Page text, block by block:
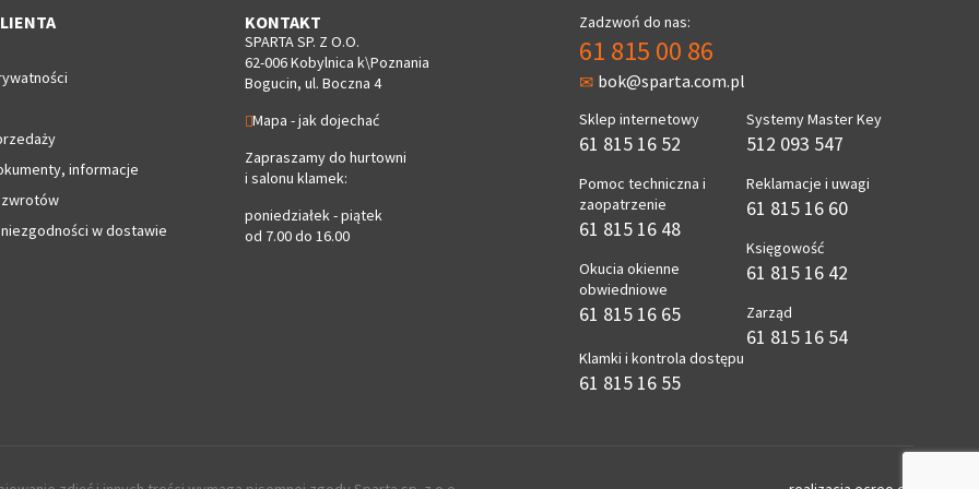
informacje
w dostawie
KONTAKT
SPARTA SP. Z O.O.
62-006 Kobylnica k\Poznania
Bogucin, ul. Boczna 4
Mapa - jak dojechać
Zapraszamy do hurtowni
i salonu klamek:
poniedziałek - piątek
od 7.00 do 16.00
Zadzwoń do nas:
61 815 00 86
bok@sparta.com.pl
Sklep internetowy
61 815 16 52
Pomoc techniczna i
zaopatrzenie
61 815 16 48
Okucia okienne
obwiedniowe
61 815 16 65
Klamki i kontrola dostępu
61 815 16 55
Systemy Master Key
512 093 547
Reklamacje i uwagi
61 815 16 60
Księgowość
61 815 16 42
Zarząd
61 815 16 54